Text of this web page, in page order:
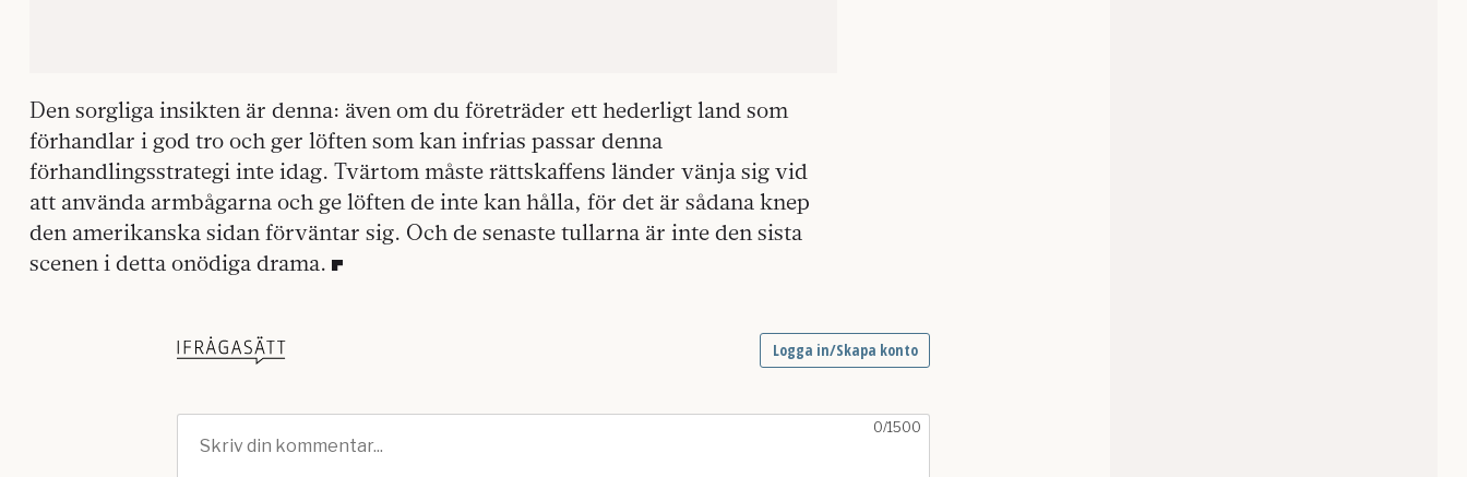
Den sorgliga insikten är denna: även om du företräder ett hederligt land som
förhandlar i god tro och ger löften som kan infrias passar denna
förhandlingsstrategi inte idag. Tvärtom måste rättskaffens länder vänja sig vid
att använda armbågarna och ge löften de inte kan hålla, för det är sådana knep
den amerikanska sidan förväntar sig. Och de senaste tullarna är inte den sista
scenen i detta onödiga drama.